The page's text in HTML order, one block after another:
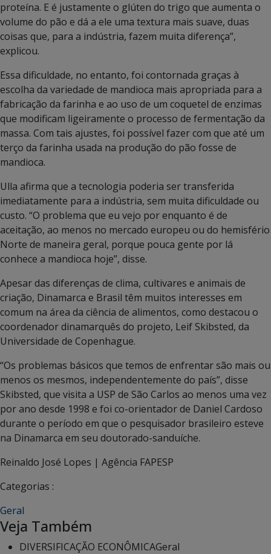
proteína. E é justamente o glúten do trigo que aumenta o
volume do pão e dá a ele uma textura mais suave, duas
coisas que, para a indústria, fazem muita diferença”,
explicou.
Essa dificuldade, no entanto, foi contornada graças à
escolha da variedade de mandioca mais apropriada para a
fabricação da farinha e ao uso de um coquetel de enzimas
que modificam ligeiramente o processo de fermentação da
massa. Com tais ajustes, foi possível fazer com que até um
terço da farinha usada na produção do pão fosse de
mandioca.
Ulla afirma que a tecnologia poderia ser transferida
imediatamente para a indústria, sem muita dificuldade ou
custo. “O problema que eu vejo por enquanto é de
aceitação, ao menos no mercado europeu ou do hemisfério
Norte de maneira geral, porque pouca gente por lá
conhece a mandioca hoje”, disse.
Apesar das diferenças de clima, cultivares e animais de
criação, Dinamarca e Brasil têm muitos interesses em
comum na área da ciência de alimentos, como destacou o
coordenador dinamarquês do projeto, Leif Skibsted, da
Universidade de Copenhague.
“Os problemas básicos que temos de enfrentar são mais ou
menos os mesmos, independentemente do país”, disse
Skibsted, que visita a USP de São Carlos ao menos uma vez
por ano desde 1998 e foi co-orientador de Daniel Cardoso
durante o período em que o pesquisador brasileiro esteve
na Dinamarca em seu doutorado-sanduíche.
Reinaldo José Lopes | Agência FAPESP
Categorias :
Geral
Veja Também
DIVERSIFICAÇÃO ECONÔMICAGeral